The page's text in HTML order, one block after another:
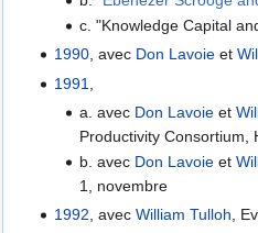
c. "Knowledge Capital
1990, avec Don Lavoie et
1991
a. avec Don Lavoieet
Productivity Consortium,
b. avec Don Lavoieet
1, novembre
1992, avecWilliam Tulloh,